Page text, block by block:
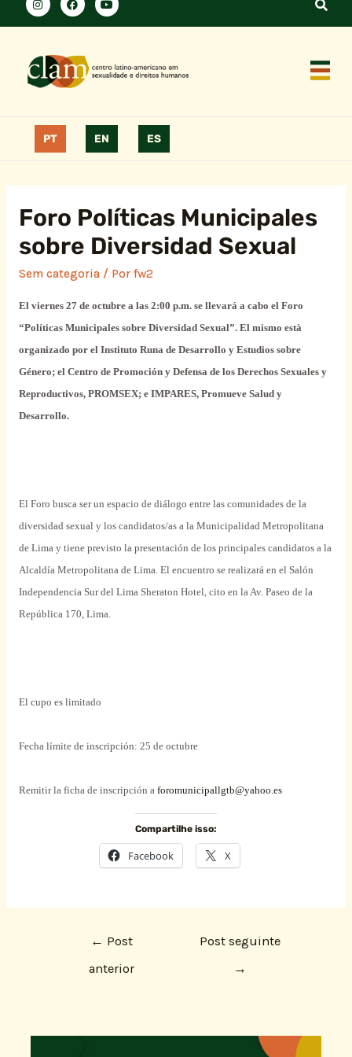
PT EN ES
Foro Políticas Municipales
sobre Diversidad Sexual
Sem categoria/ Por fw2
El viernes 27 de octubre a las 2:00 p.m. se llevará a cabo el Foro
“Políticas Municipales sobre Diversidad Sexual”. El mismo està
organizado por el Instituto Runa de Desarrollo y Estudios sobre
Género; el Centro de Promoción y Defensa de los Derechos Sexuales y
Reproductivos, PROMSEX; e IMPARES, Promueve Salud y
Desarrollo.
El Foro busca ser un espacio de diálogo entre las comunidades de la
diversidad sexual y los candidatos/as a la Municipalidad Metropolitana
de Lima y tiene previsto la presentación de los principales candidatos a la
Alcaldía Metropolitana de Lima. El encuentro se realizará en el Salón
Independencia Sur del Lima Sheraton Hotel, cito en la Av. Paseo de la
República 170, Lima.
El cupo es limitado
Fecha límite de inscripción: 25 de octubre
Remitir la ficha de inscripción a foromunicipallgtb@yahoo.es
Compartilhe isso:
Facebook X
← Post
anterior
Post seguinte
→